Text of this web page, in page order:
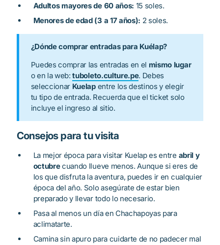
Adultos mayores de 60 años: 15 soles.
Menores de edad (3 a 17 años): 2 soles.
¿Dónde comprar entradas para Kuélap?
Puedes comprar las entradas en el mismo lugar
o en la web:tuboleto.culture.pe. Debes
seleccionar Kuelapentre los destinos y elegir
tu tipo de entrada. Recuerda que el ticket solo
incluye el ingreso al sitio.
Consejos para tu visita
La mejor época para visitar Kuelap es entre abril y
octubrecuando llueve menos. Aunque si eres de
los que disfruta la aventura, puedes ir en cualquier
época del año. Solo asegúrate de estar bien
preparado y llevar todo lo necesario.
Pasa al menos un día en Chachapoyas para
aclimatarte.
Camina sin apuro para cuidarte de no padecer mal